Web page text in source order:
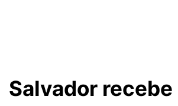
Salvador recebe